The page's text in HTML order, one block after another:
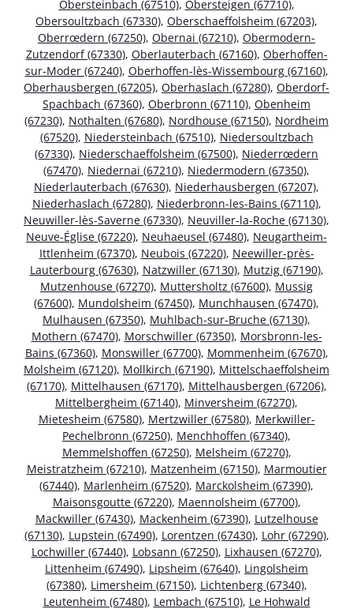
Obersteinbach (67510), Obersteigen (67710),
Obersoultzbach (67330), Oberschaeffolsheim (67203),
Oberrœdern (67250), Obernai (67210), Obermodern-
Zutzendorf (67330), Oberlauterbach (67160), Oberhoffen-
sur-Moder (67240), Oberhoffen-lès-Wissembourg (67160),
Oberhausbergen (67205), Oberhaslach (67280), Oberdorf-
Spachbach (67360), Oberbronn (67110), Obenheim
(67230), Nothalten (67680), Nordhouse (67150), Nordheim
(67520), Niedersteinbach (67510), Niedersoultzbach
(67330), Niederschaeffolsheim (67500), Niederrœdern
(67470), Niedernai (67210), Niedermodern (67350),
Niederlauterbach (67630), Niederhausbergen (67207),
Niederhaslach (67280), Niederbronn-les-Bains (67110),
Neuwiller-lès-Saverne (67330), Neuviller-la-Roche (67130),
Neuve-Église (67220), Neuhaeusel (67480), Neugartheim-
Ittlenheim (67370), Neubois (67220), Neewiller-près-
Lauterbourg (67630), Natzwiller (67130), Mutzig (67190),
Mutzenhouse (67270), Muttersholtz (67600), Mussig
(67600), Mundolsheim (67450), Munchhausen (67470),
Mulhausen (67350), Muhlbach-sur-Bruche (67130),
Mothern (67470), Morschwiller (67350), Morsbronn-les-
Bains (67360), Monswiller (67700), Mommenheim (67670),
Molsheim (67120), Mollkirch (67190), Mittelschaeffolsheim
(67170), Mittelhausen (67170), Mittelhausbergen (67206),
Mittelbergheim (67140), Minversheim (67270),
Mietesheim (67580), Mertzwiller (67580), Merkwiller-
Pechelbronn (67250), Menchhoffen (67340),
Memmelshoffen (67250), Melsheim (67270),
Meistratzheim (67210), Matzenheim (67150), Marmoutier
(67440), Marlenheim (67520), Marckolsheim (67390),
Maisonsgoutte (67220), Maennolsheim (67700),
Mackwiller (67430), Mackenheim (67390), Lutzelhouse
(67130), Lupstein (67490), Lorentzen (67430), Lohr (67290),
Lochwiller (67440), Lobsann (67250), Lixhausen (67270),
Littenheim (67490), Lipsheim (67640), Lingolsheim
(67380), Limersheim (67150), Lichtenberg (67340),
Leutenheim (67480), Lembach (67510), Le Hohwald